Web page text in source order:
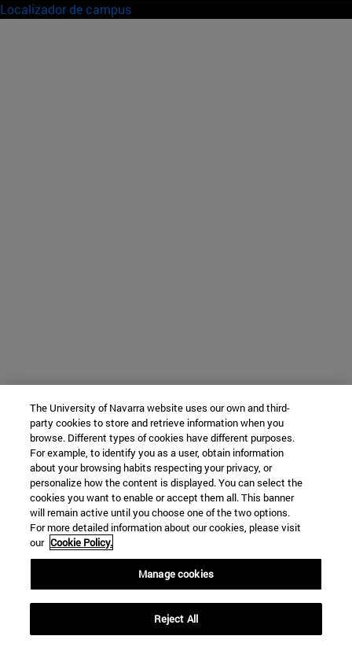
Localizador de campus
The University of Navarra website uses our own and third-
party cookies to store and retrieve information when you
browse. Different types of cookies have different purposes.
For example, to identify you as a user, obtain information
about your browsing habits respecting your privacy, or
personalize how the content is displayed. You can select the
cookies you want to enable or accept them all. This banner
will remain active until you choose one of the two options.
For more detailed information about our cookies, please visit
our Cookie Policy.
Manage cookies
Reject All